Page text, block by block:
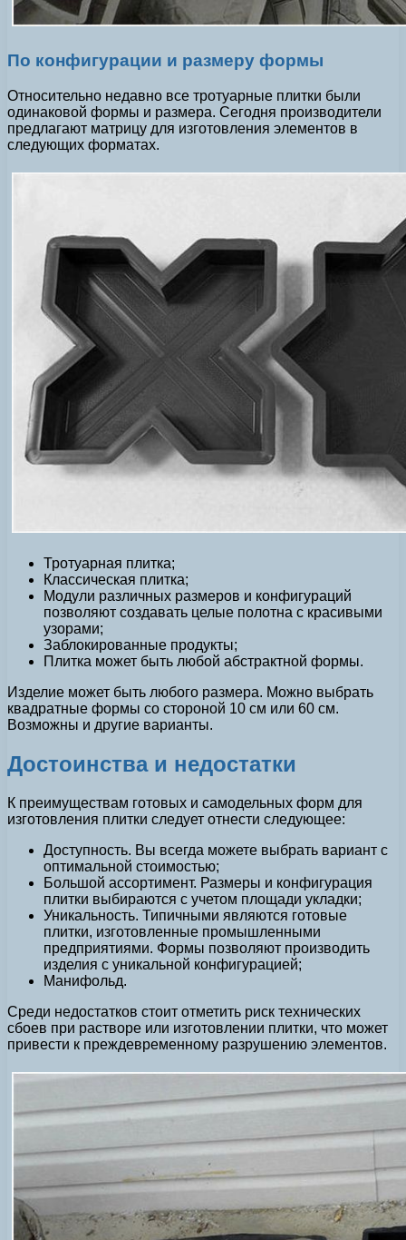
По конфигурации и размеру формы
Относительно недавно все тротуарные плитки были
одинаковой формы и размера. Сегодня производители
предлагают матрицу для изготовления элементов в
следующих форматах.
Тротуарная плитка;
Классическая плитка;
Модули различных размеров и конфигураций
позволяют создавать целые полотна с красивыми
узорами;
Заблокированные продукты;
Плитка может быть любой абстрактной формы.
Изделие может быть любого размера. Можно выбрать
квадратные формы со стороной 10 см или 60 см.
Возможны и другие варианты.
Достоинства и недостатки
К преимуществам готовых и самодельных форм для
изготовления плитки следует отнести следующее:
Доступность. Вы всегда можете выбрать вариант с
оптимальной стоимостью;
Большой ассортимент. Размеры и конфигурация
плитки выбираются с учетом площади укладки;
Уникальность. Типичными являются готовые
плитки, изготовленные промышленными
предприятиями. Формы позволяют производить
изделия с уникальной конфигурацией;
Манифольд.
Среди недостатков стоит отметить риск технических
сбоев при растворе или изготовлении плитки, что может
привести к преждевременному разрушению элементов.